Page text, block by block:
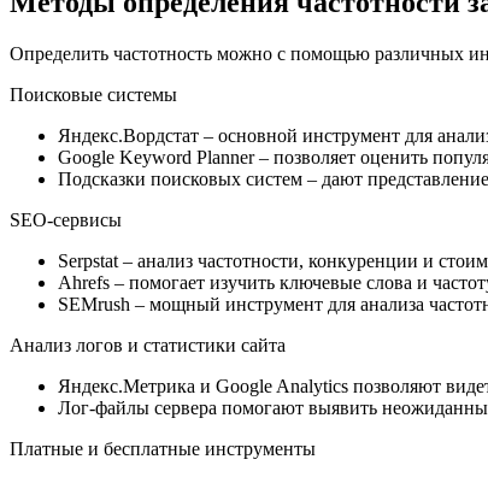
Определить частотность можно с помощью различных
Поисковые системы
Яндекс.Вордстат – основной инструмент для
Google Keyword Planner – позволяет оценить
Подсказки поисковых систем – дают
SEO-сервисы
Serpstat – анализ частотности, конкуренции и
Ahrefs – помогает изучить ключевые слова и
SEMrush – мощный инструмент для анализа
Анализ логов и статистики сайта
Яндекс.Метрика и Google Analytics позволяют
Лог-файлы сервера помогают выявить
Платные и бесплатные инструменты